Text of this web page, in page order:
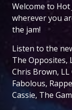
Welcome to Hot
wherever you
the jam!
Listen to the
The Opposites,
Chris Brown, LL
Fabolous,
Cassie, The